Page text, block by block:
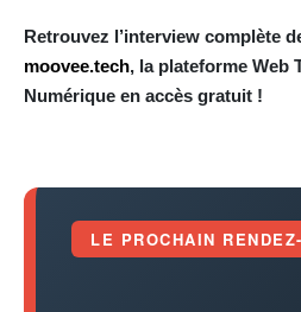
Retrouvez l’interview complète
moovee.tech, la plateforme Web
Numérique en accès gratuit !
LE PROCHAIN